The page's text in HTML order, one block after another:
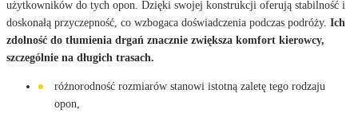
użytkowników do tych opon. Dzięki swojej konstrukcji oferują stabilność i
doskonałą przyczepność, co wzbogaca doświadczenia podczas podróży. Ich
zdolność do tłumienia drgań znacznie zwiększa komfort kierowcy,
szczególnie na długich trasach.
różnorodność rozmiarów stanowi istotną zaletę tego rodzaju
opon,